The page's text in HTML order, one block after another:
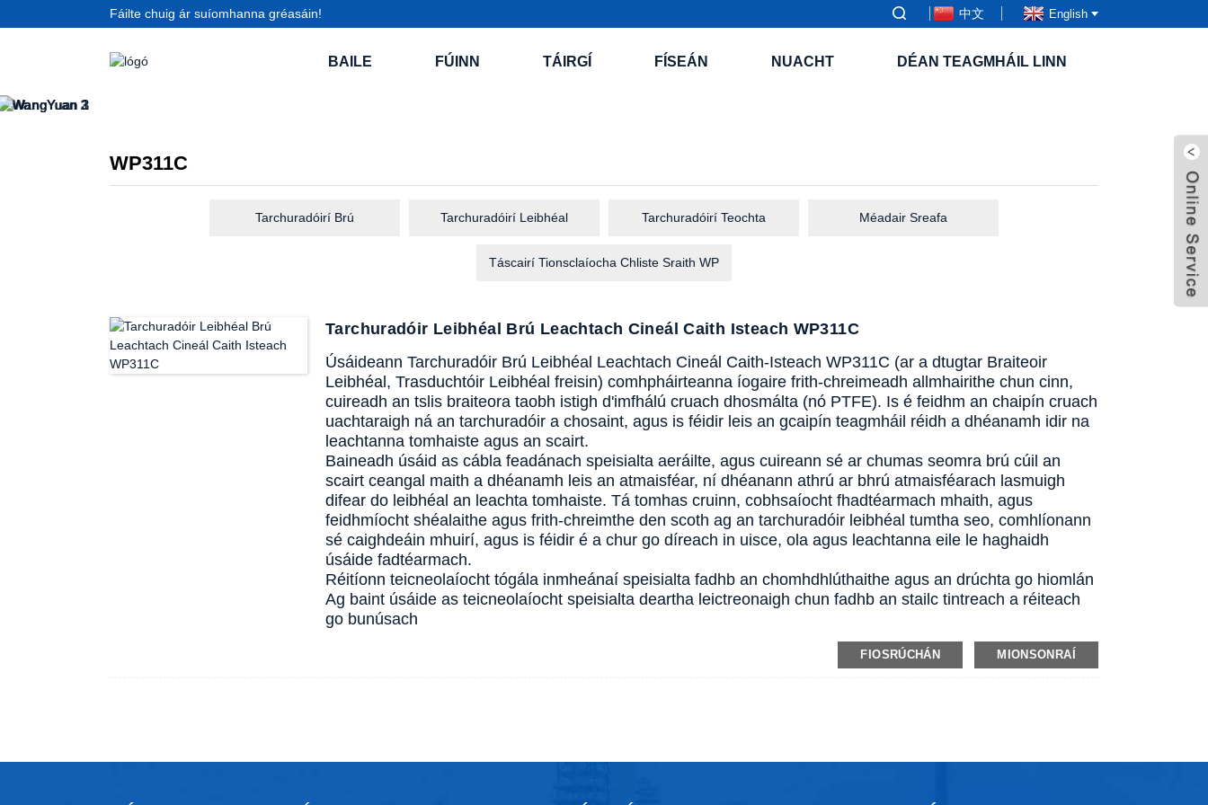
Fáilte chuig ár suíomhanna gréasáin! 中文 English
BAILE FÚINN TÁIRGÍ FÍSEÁN NUACHT DÉAN TEAGMHÁIL LINN
WP311C
Tarchuradóirí Brú Tarchuradóirí Leibhéal Tarchuradóirí Teochta Méadair Sreafa
Táscairí Tionsclaíocha Chliste Sraith WP
Tarchuradóir Leibhéal Brú Leachtach Cineál Caith Isteach WP311C
Úsáideann Tarchuradóir Brú Leibhéal Leachtach Cineál Caith-Isteach WP311C (ar a dtugtar Braiteoir
Leibhéal, Trasduchtóir Leibhéal freisin) comhpháirteanna íogaire frith-chreimeadh allmhairithe chun cinn,
cuireadh an tslis braiteora taobh istigh d'imfhálú cruach dhosmálta (nó PTFE). Is é feidhm an chaipín cruach
uachtaraigh ná an tarchuradóir a chosaint, agus is féidir leis an gcaipín teagmháil réidh a dhéanamh idir na
leachtanna tomhaiste agus an scairt.
Baineadh úsáid as cábla feadánach speisialta aeráilte, agus cuireann sé ar chumas seomra brú cúil an
scairt ceangal maith a dhéanamh leis an atmaisféar, ní dhéanann athrú ar bhrú atmaisféarach lasmuigh
difear do leibhéal an leachta tomhaiste. Tá tomhas cruinn, cobhsaíocht fhadtéarmach mhaith, agus
feidhmíocht shéalaithe agus frith-chreimthe den scoth ag an tarchuradóir leibhéal tumtha seo, comhlíonann
sé caighdeáin mhuirí, agus is féidir é a chur go díreach in uisce, ola agus leachtanna eile le haghaidh
úsáide fadtéarmach.
Réitíonn teicneolaíocht tógála inmheánaí speisialta fadhb an chomhdhlúthaithe agus an drúchta go hiomlán
Ag baint úsáide as teicneolaíocht speisialta deartha leictreonaigh chun fadhb an stailc tintreach a réiteach
go bunúsach
FIOSRÚCHÁN MIONSONRAÍ